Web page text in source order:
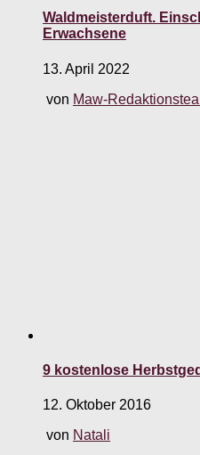
Waldmeisterduft.
Erwachsene
13. April 2022
von Maw-
9 kostenlose
12. Oktober 2016
von Natali